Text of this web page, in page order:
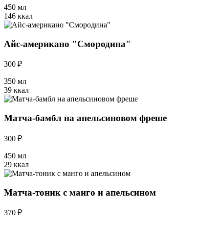
450 мл
146 ккал
Айс-американо "Смородина"
300 ₽
350 мл
39 ккал
Матча-бамбл на апельсиновом фреше
300 ₽
450 мл
29 ккал
Матча-тоник с манго и апельсином
370 ₽